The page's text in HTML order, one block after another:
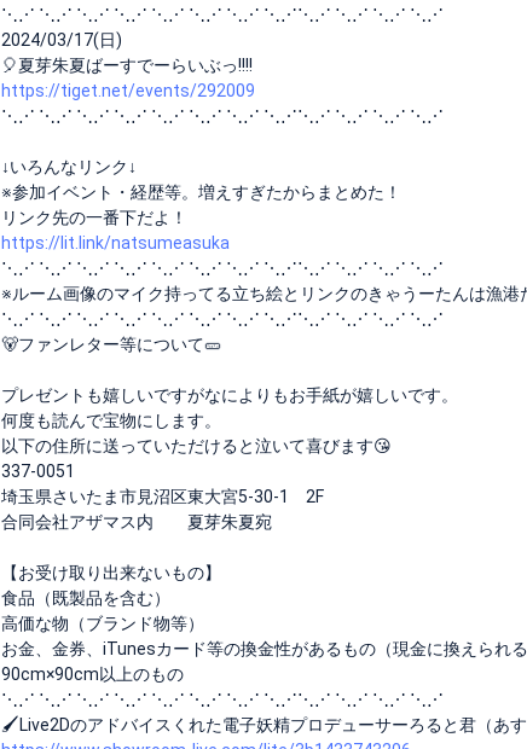
⋱⋰ ⋱⋰ ⋱⋰ ⋱⋰ ⋱⋰ ⋱⋰ ⋱⋰ ⋱⋰⋱⋰ ⋱⋰ ⋱⋰ ⋱⋰
2024/03/17(日)
🎈夏芽朱夏ばーすでーらいぶっ!!!!
https://tiget.net/events/292009
⋱⋰ ⋱⋰ ⋱⋰ ⋱⋰ ⋱⋰ ⋱⋰ ⋱⋰ ⋱⋰⋱⋰ ⋱⋰ ⋱⋰ ⋱⋰
↓いろんなリンク↓
※参加イベント・経歴等。増えすぎたからまとめた！
リンク先の一番下だよ！
https://lit.link/natsumeasuka
⋱⋰ ⋱⋰ ⋱⋰ ⋱⋰ ⋱⋰ ⋱⋰ ⋱⋰ ⋱⋰⋱⋰ ⋱⋰ ⋱⋰ ⋱⋰
※ルーム画像のマイク持ってる立ち絵とリンクのきゃうーたんは漁
⋱⋰ ⋱⋰ ⋱⋰ ⋱⋰ ⋱⋰ ⋱⋰ ⋱⋰ ⋱⋰⋱⋰ ⋱⋰ ⋱⋰ ⋱⋰
🐻ファンレター等について🥒
プレゼントも嬉しいですがなによりもお手紙が嬉しいです。
何度も読んで宝物にします。
以下の住所に送っていただけると泣いて喜びます😘
337-0051
埼玉県さいたま市見沼区東大宮5-30-1 2F
合同会社アザマス内 夏芽朱夏宛
【お受け取り出来ないもの】
食品（既製品を含む）
高価な物（ブランド物等）
お金、金券、iTunesカード等の換金性があるもの（現金に換えられ
90cm×90cm以上のもの
⋱⋰ ⋱⋰ ⋱⋰ ⋱⋰ ⋱⋰ ⋱⋰ ⋱⋰ ⋱⋰⋱⋰ ⋱⋰ ⋱⋰ ⋱⋰
🖌Live2Dのアドバイスくれた電子妖精プロデューサーろると君（あ